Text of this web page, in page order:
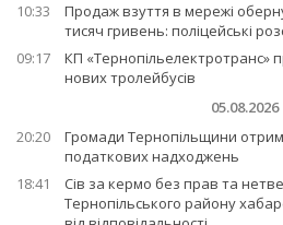
10:33
Продаж взуття в мережі
тисяч гривень: поліцейські
09:17
КП «Тернопільелектротранс»
нових тролейбусів
05.08.2026
20:20
Громади Тернопільщини
податкових надходжень
18:41
Сів за кермо без прав та
Тернопільського району